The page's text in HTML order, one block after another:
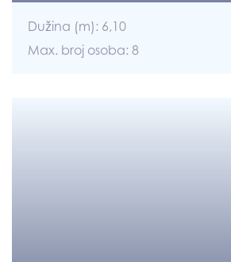
Dužina (m): 6,10
Max. broj osoba: 8